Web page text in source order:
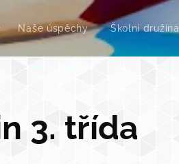
Naše úspěchy Školní družina
3. třída